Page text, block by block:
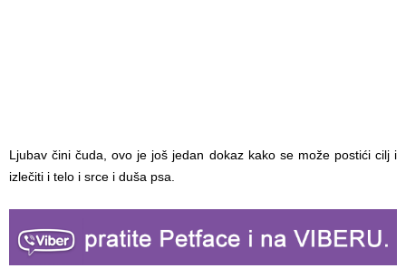
Ljubav čini čuda, ovo je još jedan dokaz kako se može postići cilj i
izlečiti i telo i srce i duša psa.